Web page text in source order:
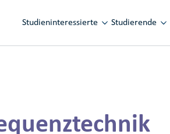
Main navigation
Studieninteressierte Studierende